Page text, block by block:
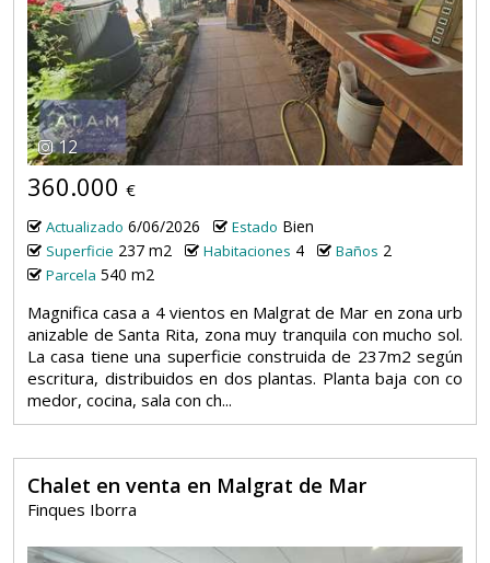
12
360.000 €
Actualizado 6/06/2026 Estado Bien
Superficie 237 m2 Habitaciones 4 Baños 2
Parcela 540 m2
Magnifica casa a 4 vientos en Malgrat de Mar en zona urb
anizable de Santa Rita, zona muy tranquila con mucho sol.
La casa tiene una superficie construida de 237m2 según
escritura, distribuidos en dos plantas. Planta baja con co
medor, cocina, sala con ch...
Chalet en venta en Malgrat de Mar
Finques Iborra